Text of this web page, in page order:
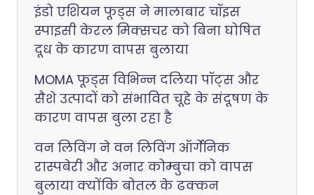
इंडो एशियन फूड्स ने मालाबार चॉइस
स्पाइसी केरल मिक्सचर को बिना घोषित
दूध के कारण वापस बुलाया
MOMA फूड्स विभिन्न दलिया पॉट्स और
सैशे उत्पादों को संभावित चूहे के संदूषण के
कारण वापस बुला रहा है
वन लिविंग ने वन लिविंग ऑर्गेनिक
रास्पबेरी और अनार कोम्बुचा को वापस
बुलाया क्योंकि बोतल के ढक्कन